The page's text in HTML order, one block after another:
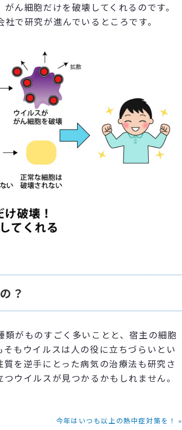
ん細胞だけを破壊してくれるのです。
社で研究が進んでいるところです。
？
がものすごく多いことと、宿主の細胞
もウイルスは人の役に立ちづらいとい
を逆手にとった病気の治療法も研究さ
ウイルスが見つかるかもしれません。
今年はいつも以上の熱中症対策を！ »